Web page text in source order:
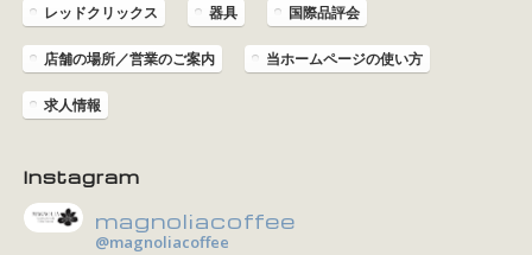
レッドクリックス 器具 国際品評会
店舗の場所／営業のご案内 当ホームページの使い方
求人情報
Instagram
magnoliacoffee
@magnoliacoffee